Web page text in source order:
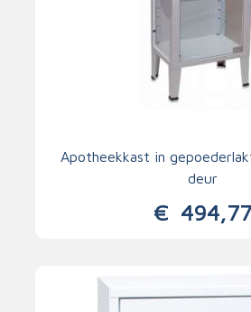
Apotheekkast in
deur
€494,77